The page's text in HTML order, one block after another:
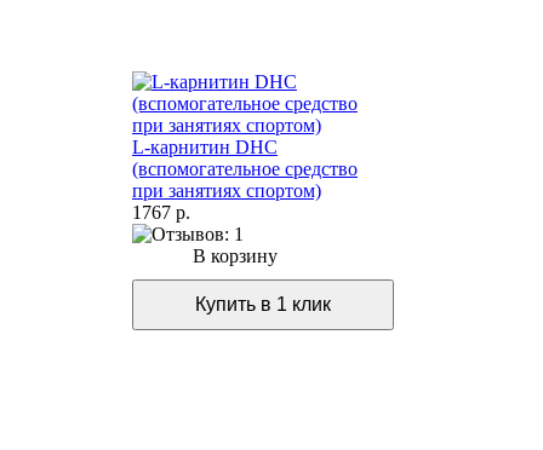
L-карнитин DHC
(вспомогательное средство
при занятиях спортом)
1767 р.
В корзину